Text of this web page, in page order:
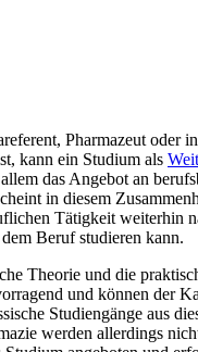
Pharmazeut oder
kann ein Studium als
das Angebot an
in diesem
Tätigkeit weiterhin
Beruf studieren kann.
Theorie und die
und können der
Studiengänge aus
werden allerdings